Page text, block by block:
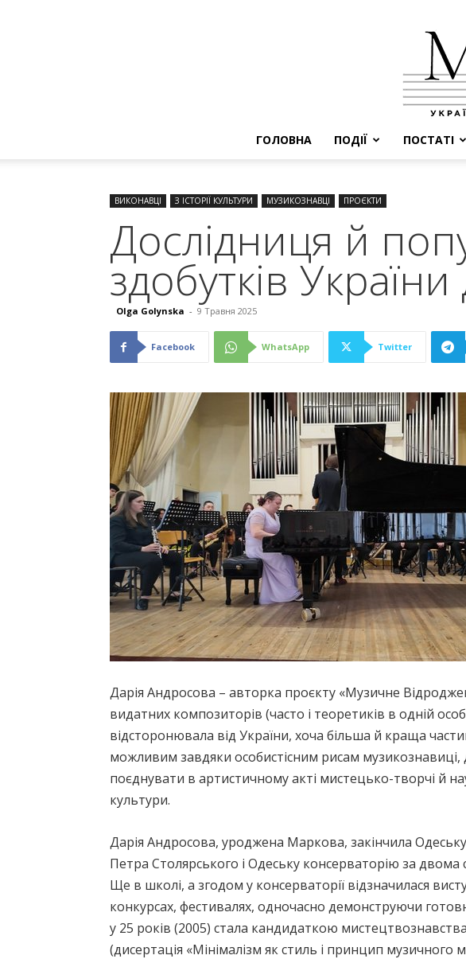
ГОЛОВНА ПОДІЇ ПОСТАТІ
ВИКОНАВЦІ З ІСТОРІЇ КУЛЬТУРИ МУЗИКОЗНАВЦІ ПРОЄКТИ
Дослідниця й
здобутків
Olga Golynska - 9 Травня 2025
Facebook WhatsApp Twitter
Дарія Андросова – авторка проєкту «Музичне
видатних композиторів (часто і теоретиків в одній
відсторонювала від України, хоча більша й краща
можливим завдяки особистісним рисам музикознавиці,
поєднувати в артистичному акті мистецько-творчі й
культури.
Дарія Андросова, уроджена Маркова, закінчила
Петра Столярського і Одеську консерваторію за двома
Ще в школі, а згодом у консерваторії відзначилася
конкурсах, фестивалях, одночасно демонструючи
у 25 років (2005) стала кандидаткою
(дисертація «Мінімалізм як стиль і принцип музичного